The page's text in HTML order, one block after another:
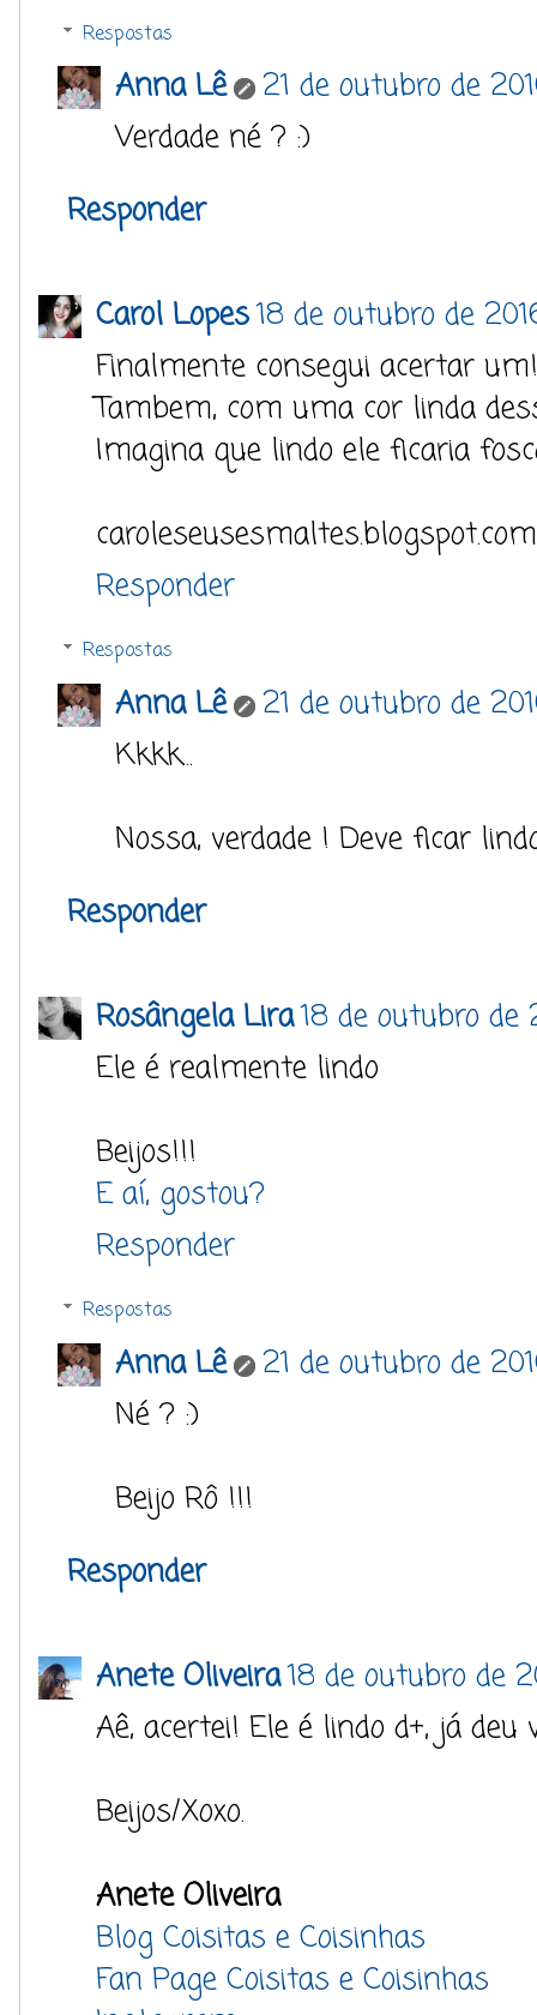
Respostas
Anna Lê
21 de outubro de
Verdade né ? :)
Responder
Carol Lopes18 de outubro de
Finalmente consegui acertar
Tambem, com uma cor linda
Imagina que lindo ele ficaria
caroleseusesmaltes.blogspot.com
Responder
Respostas
Anna Lê
21 de outubro de
Kkkk...
Nossa, verdade ! Deve ficar
Responder
Rosângela Lira18 de outubro de
Ele é realmente lindo
Beijos!!!
E aí, gostou?
Responder
Respostas
Anna Lê
21 de outubro de
Né ? :)
Beijo Rô !!!
Responder
Anete Oliveira18 de outubro de
Aê, acertei! Ele é lindo d+, já
Beijos/Xoxo.
Anete Oliveira
Blog Coisitas e Coisinhas
Fan Page Coisitas e Coisinhas